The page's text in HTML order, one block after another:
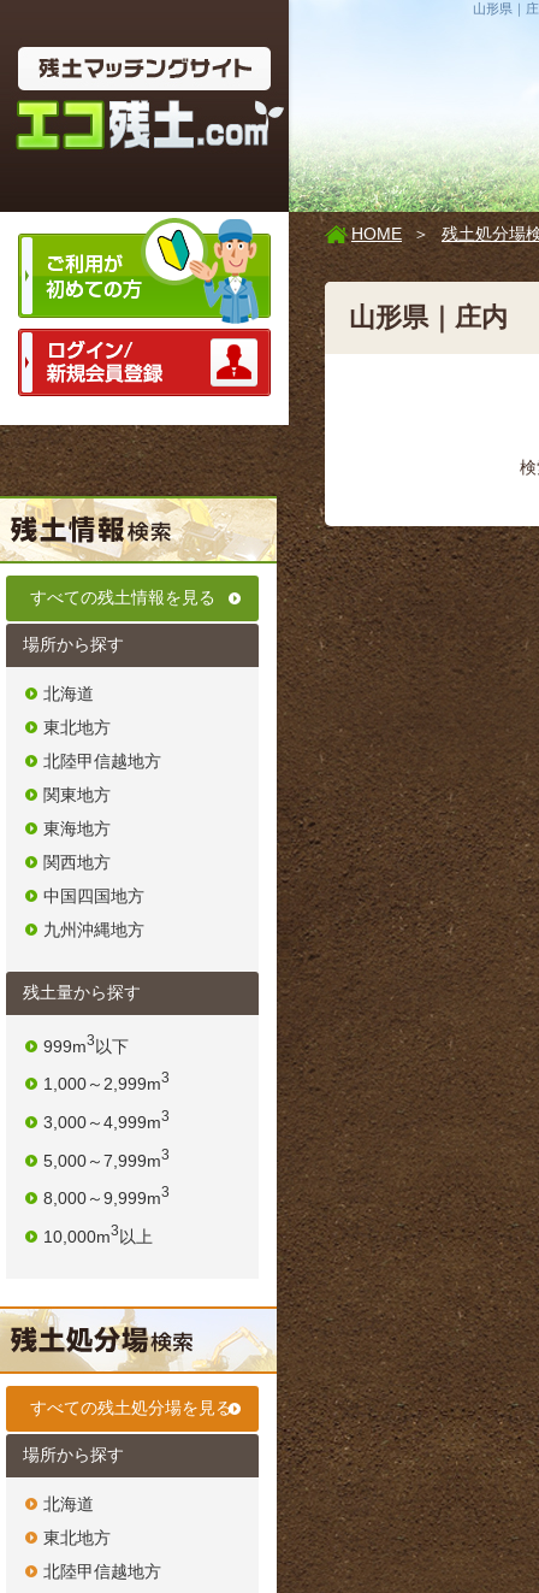
山形県｜
すべての残土情報を見る
場所から探す
北海道
東北地方
北陸甲信越地方
関東地方
東海地方
関西地方
中国四国地方
九州沖縄地方
残土量から探す
999m3 以下
1,000～2,999m3
3,000～4,999m3
5,000～7,999m3
8,000～9,999m3
10,000m3 以上
すべての残土処分場を見る
場所から探す
北海道
東北地方
北陸甲信越地方
HOME ＞ 残土処分場
山形県｜庄内